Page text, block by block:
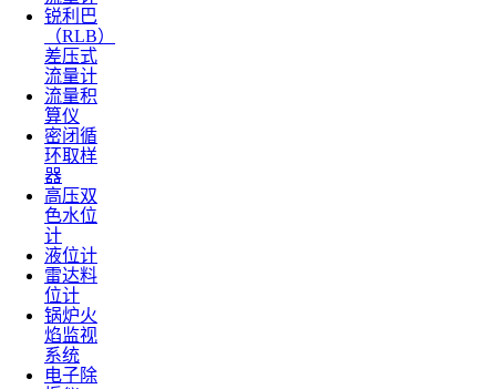
锐利巴
（RLB）
差压式
流量计
流量积
算仪
密闭循
环取样
器
高压双
色水位
计
液位计
雷达料
位计
锅炉火
焰监视
系统
电子除